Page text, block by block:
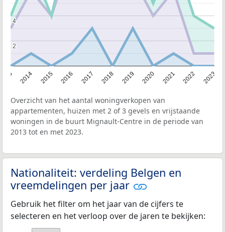
2014 2015 2016 2017 2018 2019 2020 2021 2022 2023
2
2
4
4
Overzicht van het aantal woningverkopen van
appartementen, huizen met 2 of 3 gevels en vrijstaande
woningen in de buurt Mignault-Centre in de periode van
2013 tot en met 2023.
Nationaliteit: verdeling Belgen en
vreemdelingen per jaar
Gebruik het filter om het jaar van de cijfers te
selecteren en het verloop over de jaren te bekijken: